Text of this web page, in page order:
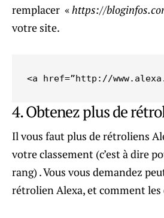
remplacer «https://
votre site.
<a href=”http://
4. Obtenez plus de
Il vous faut plus de rétroliens
votre classement (c’est à dire
rang) . Vous vous demandez
rétrolien Alexa, et comment